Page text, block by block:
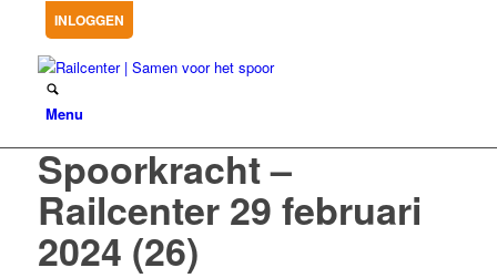
INLOGGEN
Menu
Spoorkracht –
Railcenter 29 februari
2024 (26)